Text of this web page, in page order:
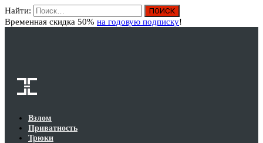
Найти:
Временная скидка 50% на годовую подписку!
Взлом
Приватность
Трюки